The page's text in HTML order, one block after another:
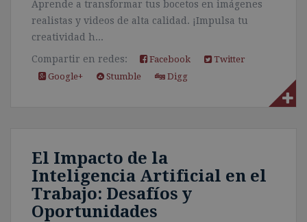
Aprende a transformar tus bocetos en imágenes
realistas y videos de alta calidad. ¡Impulsa tu
creatividad h...
Compartir en redes:
Facebook
Twitter
Google+
Stumble Digg
El Impacto de la
Inteligencia Artificial en el
Trabajo: Desafíos y
Oportunidades